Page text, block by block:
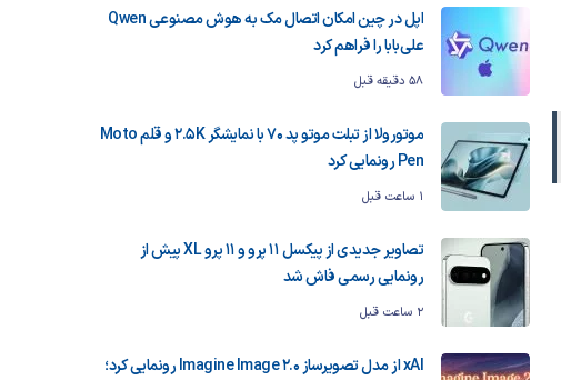
اپل در چین امکان اتصال مک به هوش مصنوعی Qwen
علی‌بابا را فراهم کرد
58 دقیقه قبل
موتورولا از تبلت موتو پد 70 با نمایشگر 2.5K و قلم Moto
Pen رونمایی کرد
1 ساعت قبل
تصاویر جدیدی از پیکسل ۱۱ پرو و ۱۱ پرو XL پیش از
رونمایی رسمی فاش شد
2 ساعت قبل
xAI از مدل تصویرساز Imagine Image 2.0 رونمایی کرد؛